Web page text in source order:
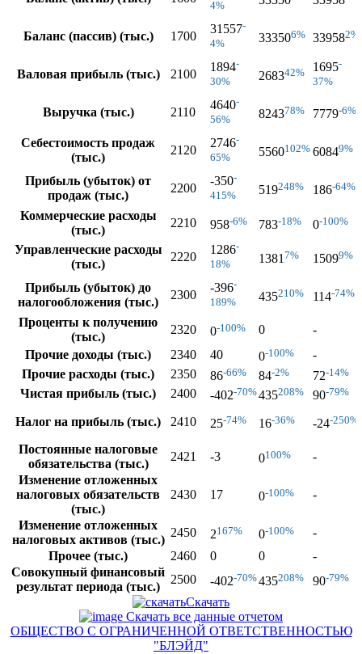
4%
Баланс (пассив) (тыс.) 1700
31557-
4%
333506% 339582%
Валовая прибыль (тыс.) 2100
1894-
30%
268342% 1695-
37%
Выручка (тыс.) 2110
4640-
56%
824378% 7779-6%
Себестоимость продаж
(тыс.)
2120
2746-
65%
5560102% 60849%
Прибыль (убыток) от
продаж (тыс.)
2200
-350-
415%
519248% 186-64%
Коммерческие расходы
(тыс.)
2210 958-6% 783-18% 0-100%
Управленческие расходы
(тыс.)
2220
1286-
18%
13817% 15099%
Прибыль (убыток) до
налогообложения (тыс.)
2300
-396-
189%
435210% 114-74%
Проценты к получению
(тыс.)
2320 0-100% 0 -
Прочие доходы (тыс.)
2340 40 0-100% -
Прочие расходы (тыс.)
2350 86-66% 84-2% 72-14%
Чистая прибыль (тыс.)
2400 -402-70%435208% 90-79%
Налог на прибыль (тыс.)
2410 25-74% 16-36% -24-250%
Постоянные налоговые
обязательства (тыс.)
2421 -3 0100% -
Изменение отложенных
налоговых обязательств
(тыс.)
2430 17 0-100% -
Изменение отложенных
налоговых активов (тыс.)
2450 2167% 0-100% -
Прочее (тыс.)
2460 0 0 -
Совокупный финансовый
результат периода (тыс.)
2500 -402-70%435208% 90-79%
Скачать
Скачать все данные отчетом
ОБЩЕСТВО С ОГРАНИЧЕННОЙ ОТВЕТСТВЕННОСТЬЮ
"БЛЭЙД"